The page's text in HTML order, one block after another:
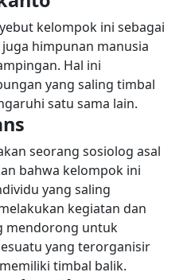
kelompok ini sebagai
himpunan manusia
Hal ini
yang saling timbal
satu sama lain.
seorang sosiolog asal
bahwa kelompok ini
yang saling
kegiatan dan
mendorong untuk
yang terorganisir
timbal balik.